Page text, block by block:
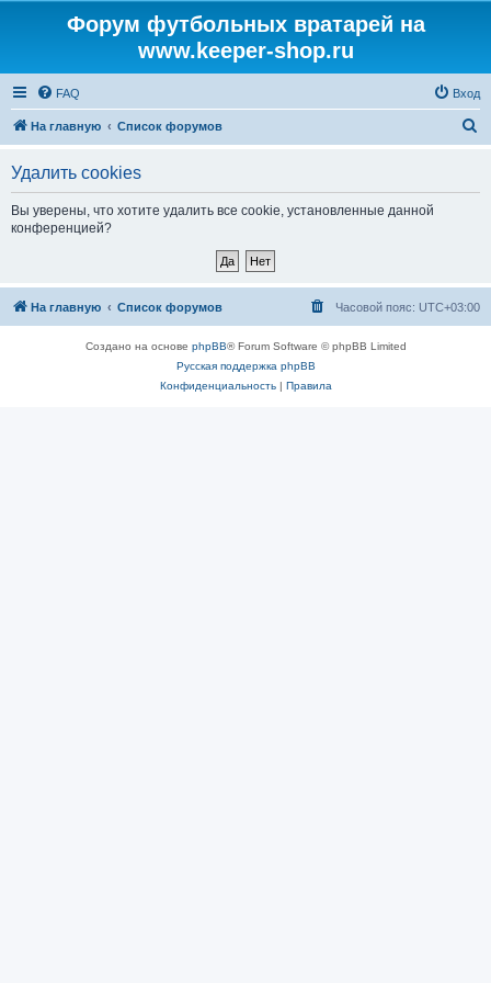
Форум футбольных вратарей на
www.keeper-shop.ru
FAQ Вход
На главную Список форумов
Удалить cookies
Вы уверены, что хотите удалить все cookie, установленные данной
конференцией?
На главную Список форумов Часовой пояс: UTC+03:00
Создано на основе phpBB® Forum Software © phpBB Limited
Русская поддержка phpBB
Конфиденциальность| Правила